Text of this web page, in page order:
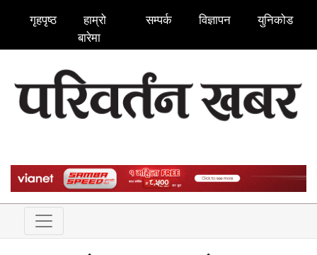
गृहपृष्ठ
हाम्रो
बारेमा
सम्पर्क विज्ञापन युनिकोड